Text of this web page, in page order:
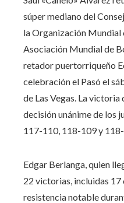
súper mediano del
la Organización
Asociación Mundial de
retador puertorriqueño
celebración el Pasó el
de Las Vegas. La
decisión unánime de los
117-110, 118-109 y
Edgar Berlanga, quien
22 victorias, incluidas
resistencia notable